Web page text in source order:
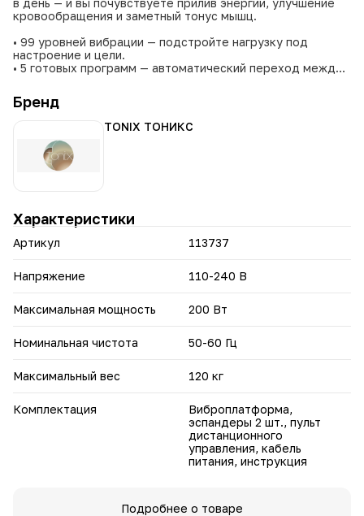
кровообращения и заметный тонус мышц.
• 99 уровней вибрации — подстройте нагрузку под
настроение и цели.
• 5 готовых программ — автоматический переход между
• Антискользящая поверхность и прочная конструкция
обеспечивают комфорт даже на максимальной
нагрузки, используя эспандеры.
теле. Начните сегодня и почувствуйте результат уже
через неделю.
Бренд
TONIX ТОНИКС
Характеристики
Артикул 113737
Напряжение 110-240 В
Максимальная мощность 200 Вт
Номинальная чистота 50-60 Гц
Максимальный вес 120 кг
Комплектация
Виброплатформа,
эспандеры 2 шт., пульт
дистанционного
управления, кабель
питания, инструкция
Подробнее о товаре